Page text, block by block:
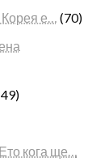
Корея е… (70)
кога ще…